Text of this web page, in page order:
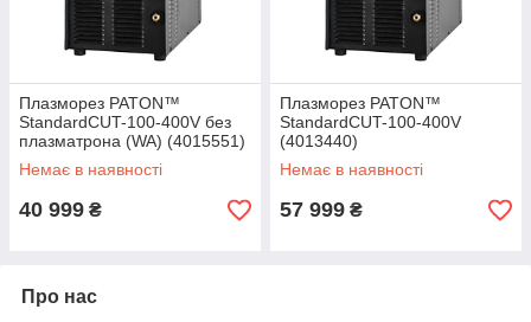
Плазморез PATON™
StandardCUT-100-400V без
плазматрона (WA) (4015551)
Немає в наявності
40 999 ₴
Плазморез PATON™
StandardCUT-100-400V
(4013440)
Немає в наявності
57 999 ₴
Про нас